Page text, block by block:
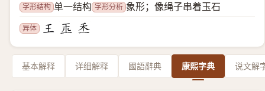
字形结构 单一结构 字形分析 象形；像绳子串着玉石
异体
基本解释 详细解释 國語辭典 康熙字典 说文解